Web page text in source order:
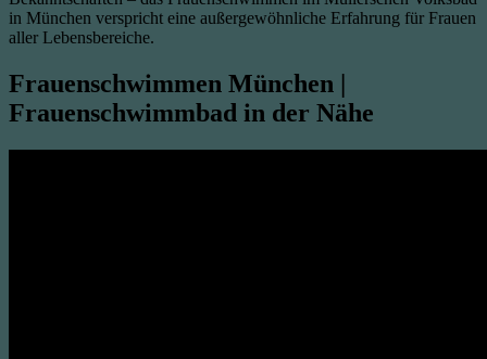
in München verspricht eine außergewöhnliche Erfahrung für Frauen
aller Lebensbereiche.
Frauenschwimmen München |
Frauenschwimmbad in der Nähe